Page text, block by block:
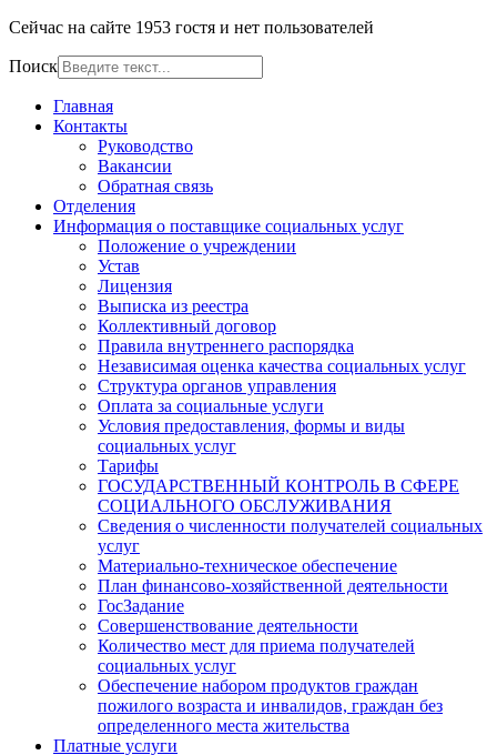
Сейчас на сайте 1953 гостя и нет пользователей
Поиск
Главная
Контакты
Руководство
Вакансии
Обратная связь
Отделения
Информация о поставщике социальных услуг
Положение о учреждении
Устав
Лицензия
Выписка из реестра
Коллективный договор
Правила внутреннего распорядка
Независимая оценка качества социальных услуг
Структура органов управления
Оплата за социальные услуги
Условия предоставления, формы и виды
социальных услуг
Тарифы
ГОСУДАРСТВЕННЫЙ КОНТРОЛЬ В СФЕРЕ
СОЦИАЛЬНОГО ОБСЛУЖИВАНИЯ
Сведения о численности получателей социальных
услуг
Материально-техническое обеспечение
План финансово-хозяйственной деятельности
ГосЗадание
Совершенствование деятельности
Количество мест для приема получателей
социальных услуг
Обеспечение набором продуктов граждан
пожилого возраста и инвалидов, граждан без
определенного места жительства
Платные услуги